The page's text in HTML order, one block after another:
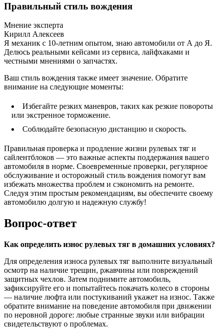
Правильный стиль вождения
Мнение эксперта
Кирилл Алексеев
Я механик с 10-летним опытом, знаю автомобили от А до Я.
Делюсь реальными кейсами из сервиса, лайфхаками и
честными мнениями о запчастях.
Ваш стиль вождения также имеет значение. Обратите
внимание на следующие моменты:
Избегайте резких маневров, таких как резкие повороты
или экстренное торможение.
Соблюдайте безопасную дистанцию и скорость.
Правильная проверка и продление жизни рулевых тяг и
сайлентблоков — это важные аспекты поддержания вашего
автомобиля в норме. Своевременные проверки, регулярное
обслуживание и осторожный стиль вождения помогут вам
избежать множества проблем и сэкономить на ремонте.
Следуя этим простым рекомендациям, вы обеспечите своему
автомобилю долгую и надежную службу!
Вопрос-ответ
Как определить износ рулевых тяг в домашних условиях?
Для определения износа рулевых тяг выполните визуальный
осмотр на наличие трещин, ржавчины или повреждений
защитных чехлов. Затем поднимите автомобиль,
зафиксируйте его и попытайтесь покачать колесо в стороны
— наличие люфта или постукиваний укажет на износ. Также
обратите внимание на поведение автомобиля при движении
по неровной дороге: любые странные звуки или вибрации
свидетельствуют о проблемах.